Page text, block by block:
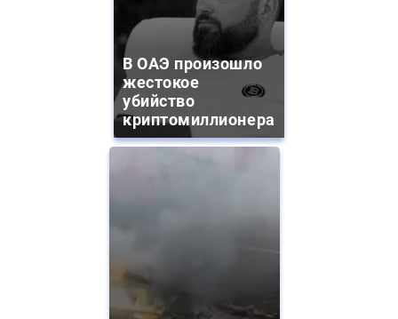
В ОАЭ произошло
жестокое
убийство
криптомиллионера